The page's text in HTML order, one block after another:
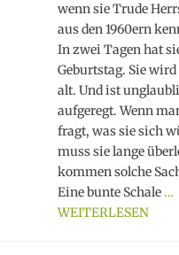
wenn sie Trude
aus den 1960ern
In zwei Tagen hat
Geburtstag. Sie
alt. Und ist
aufgeregt. Wenn
fragt, was sie sich
muss sie lange
kommen solche
Eine bunte Schale …
WEITERLESEN